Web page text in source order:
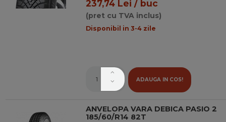
237,74 Lei / buc
(pret cu TVA inclus)
Disponibil in 3-4 zile
ADAUGA IN COS!
ANVELOPA VARA DEBICA PASIO 2
185/60/R14 82T